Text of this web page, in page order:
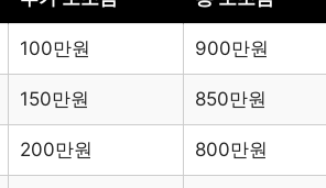
100만원 900만원
150만원 850만원
200만원 800만원